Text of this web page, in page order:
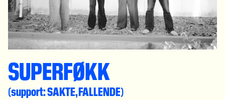
SUPERFØKK
(support: SAKTE, FALLENDE)